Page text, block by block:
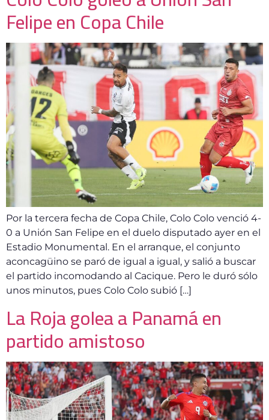
Felipe en Copa Chile
Por la tercera fecha de Copa Chile, Colo Colo venció 4-
0 a Unión San Felipe en el duelo disputado ayer en el
Estadio Monumental. En el arranque, el conjunto
aconcagüino se paró de igual a igual, y salió a buscar
el partido incomodando al Cacique. Pero le duró sólo
unos minutos, pues Colo Colo subió […]
La Roja golea a Panamá en
partido amistoso